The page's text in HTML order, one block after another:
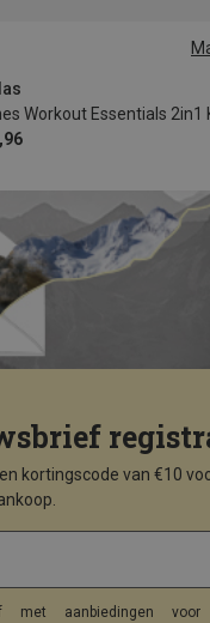
kortingscode van €10
aanbiedingen voor